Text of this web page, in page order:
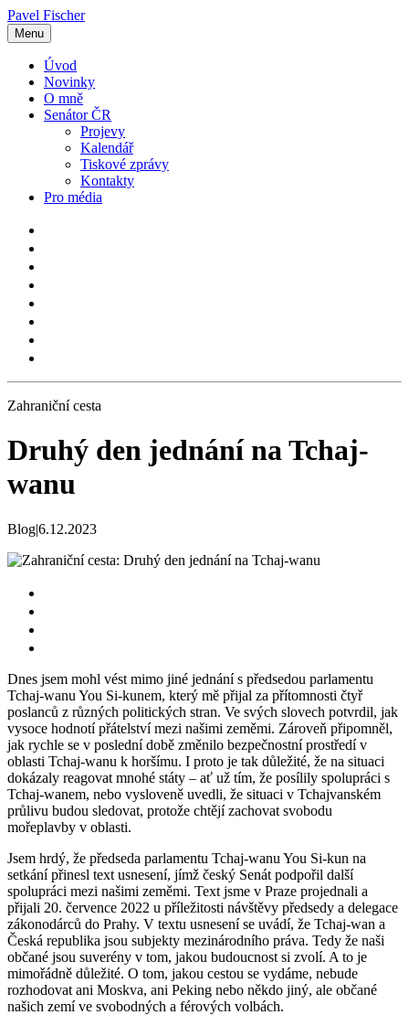
Pavel Fischer
Menu
Úvod
Novinky
O mně
Senátor ČR
Projevy
Kalendář
Tiskové zprávy
Kontakty
Pro média
Zahraniční cesta
Druhý den jednání na Tchaj-
wanu
Blog|6.12.2023
Dnes jsem mohl vést mimo jiné jednání s předsedou parlamentu
Tchaj-wanu You Si-kunem, který mě přijal za přítomnosti čtyř
poslanců z různých politických stran. Ve svých slovech potvrdil, jak
vysoce hodnotí přátelství mezi našimi zeměmi. Zároveň připomněl,
jak rychle se v poslední době změnilo bezpečnostní prostředí v
oblasti Tchaj-wanu k horšímu. I proto je tak důležité, že na situaci
dokázaly reagovat mnohé státy – ať už tím, že posílily spolupráci s
Tchaj-wanem, nebo vysloveně uvedli, že situaci v Tchajvanském
průlivu budou sledovat, protože chtějí zachovat svobodu
mořeplavby v oblasti.
Jsem hrdý, že předseda parlamentu Tchaj-wanu You Si-kun na
setkání přinesl text usnesení, jímž český Senát podpořil další
spolupráci mezi našimi zeměmi. Text jsme v Praze projednali a
přijali 20. července 2022 u příležitosti návštěvy předsedy a delegace
zákonodárců do Prahy. V textu usnesení se uvádí, že Tchaj-wan a
Česká republika jsou subjekty mezinárodního práva. Tedy že naši
občané jsou suverény v tom, jakou budoucnost si zvolí. A to je
mimořádně důležité. O tom, jakou cestou se vydáme, nebude
rozhodovat ani Moskva, ani Peking nebo někdo jiný, ale občané
našich zemí ve svobodných a férových volbách.